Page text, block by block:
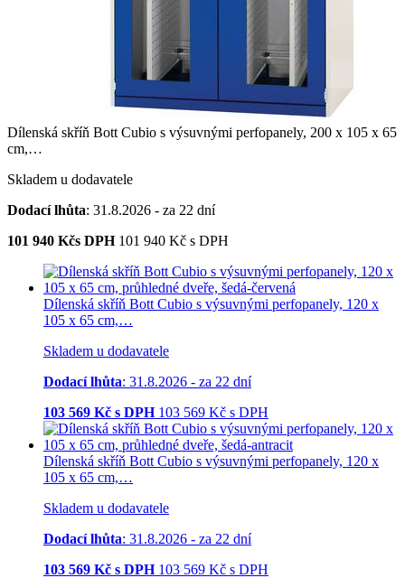
Dílenská skříň Bott Cubio s výsuvnými perfopanely, 200 x 105 x 65
cm,…
Skladem u dodavatele
Dodací lhůta: 31.8.2026 - za 22 dní
101 940 Kčs DPH 101 940 Kč s DPH
Dílenská skříň Bott Cubio s výsuvnými perfopanely, 120 x
105 x 65 cm,…
Skladem u dodavatele
Dodací lhůta: 31.8.2026 - za 22 dní
103 569 Kč s DPH 103 569 Kč s DPH
Dílenská skříň Bott Cubio s výsuvnými perfopanely, 120 x
105 x 65 cm,…
Skladem u dodavatele
Dodací lhůta: 31.8.2026 - za 22 dní
103 569 Kč s DPH 103 569 Kč s DPH